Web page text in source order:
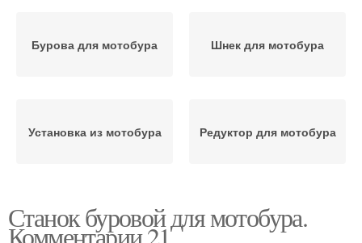
Бурова для мотобура Шнек для мотобура
Установка из мотобура Редуктор для мотобура
Станок буровой для мотобура.